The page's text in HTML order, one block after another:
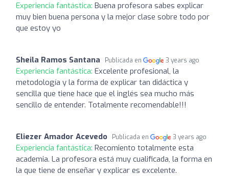
Experiencia fantástica: Buena profesora sabes explicar
muy bien buena persona y la mejor clase sobre todo por
que estoy yo
Sheila Ramos Santana Publicada en 3 years ago
Experiencia fantástica: Excelente profesional, la
metodología y la forma de explicar tan didáctica y
sencilla que tiene hace que el inglés sea mucho más
sencillo de entender. Totalmente recomendable!!!
Eliezer Amador Acevedo Publicada en 3 years ago
Experiencia fantástica: Recomiento totalmente esta
academia. La profesora está muy cualificada, la forma en
la que tiene de enseñar y explicar es excelente.